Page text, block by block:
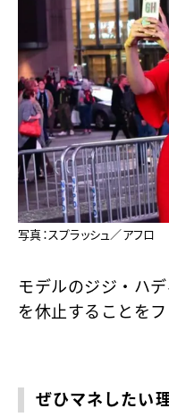
写真：スプラッシュ／アフロ
モデルのジジ・ハ
を休止することを
ぜひマネしたい